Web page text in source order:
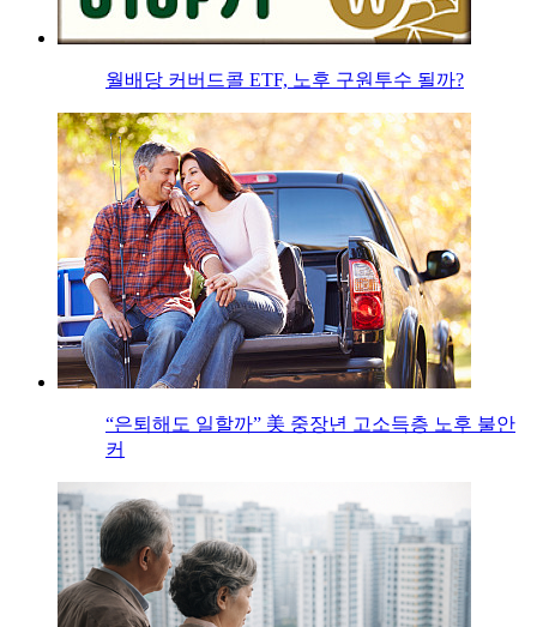
월배당 커버드콜 ETF, 노후 구원투수 될까?
“은퇴해도 일할까” 美 중장년 고소득층 노후 불안
커